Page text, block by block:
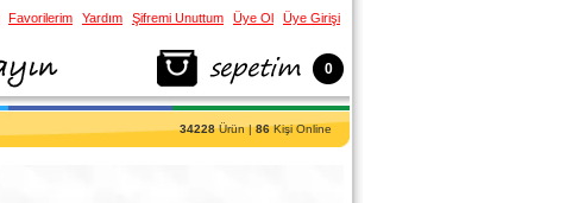
34228Ürün |86Kişi Online
Favorilerim Yardım Şifremi Unuttum Üye Ol Üye Girişi
0